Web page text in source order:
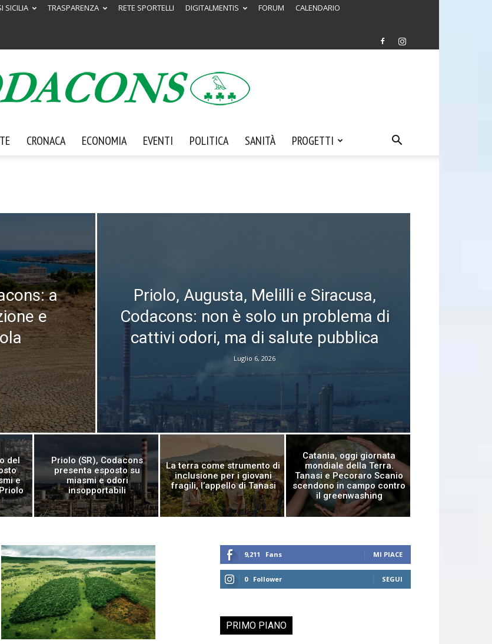
SICILIA TRASPARENZA RETE SPORTELLI DIGITALMENTIS FORUM
CALENDARIO
Codacons
CRONACA ECONOMIA EVENTI POLITICA SANITÀ PROGETTI
a
e
Priolo, Augusta, Melilli e Siracusa,
Codacons: non è solo un problema di
cattivi odori, ma di salute pubblica
Luglio 6, 2026
del
e
Priolo (SR), Codacons
presenta esposto su
miasmi e odori
insopportabili
La terra come strumento di
inclusione per i giovani
fragili, l’appello di Tanasi
Catania, oggi giornata
mondiale della Terra.
Tanasi e Pecoraro Scanio
scendono in campo contro
il greenwashing
9,211 Fans MI PIACE
0 Follower SEGUI
PRIMO PIANO